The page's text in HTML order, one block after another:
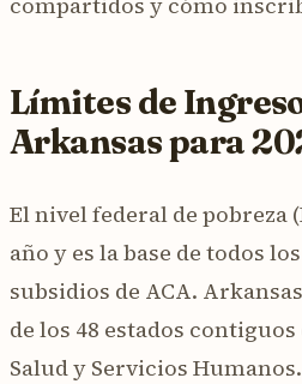
Límites de
Arkansas para
El nivel federal de pobreza
año y es la base de todos
subsidios de ACA.
de los 48 estados
Salud y Servicios Humanos.